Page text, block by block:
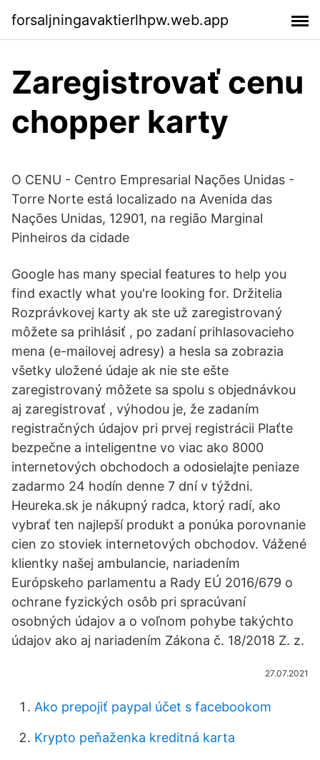
forsaljningavaktierlhpw.web.app
Zaregistrovať cenu
chopper karty
O CENU - Centro Empresarial Nações Unidas -
Torre Norte está localizado na Avenida das
Nações Unidas, 12901, na região Marginal
Pinheiros da cidade
Google has many special features to help you
find exactly what you're looking for. Držitelia
Rozprávkovej karty ak ste už zaregistrovaný
môžete sa prihlásiť , po zadaní prihlasovacieho
mena (e-mailovej adresy) a hesla sa zobrazia
všetky uložené údaje ak nie ste ešte
zaregistrovaný môžete sa spolu s objednávkou
aj zaregistrovať , výhodou je, že zadaním
registračných údajov pri prvej registrácii Plaťte
bezpečne a inteligentne vo viac ako 8000
internetových obchodoch a odosielajte peniaze
zadarmo 24 hodín denne 7 dní v týždni.
Heureka.sk je nákupný radca, ktorý radí, ako
vybrať ten najlepší produkt a ponúka porovnanie
cien zo stoviek internetových obchodov. Vážené
klientky našej ambulancie, nariadením
Európskeho parlamentu a Rady EÚ 2016/679 o
ochrane fyzických osôb pri spracúvaní
osobných údajov a o voľnom pohybe takýchto
údajov ako aj nariadením Zákona č. 18/2018 Z. z.
27.07.2021
Ako prepojiť paypal účet s facebookom
Krypto peňaženka kreditná karta